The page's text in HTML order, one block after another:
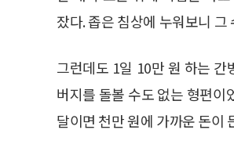
잤다. 좁은 침상에 누워보니
그런데도 1일 10만 원 하는
버지를 돌볼 수도 없는 형편이
달이면 천만 원에 가까운 돈이